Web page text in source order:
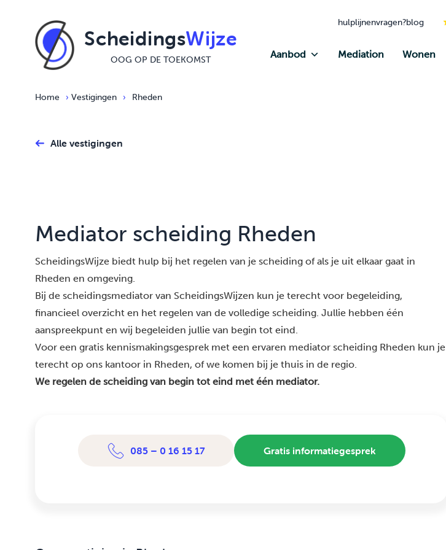
ScheidingsWijze
OOG OP DE TOEKOMST
hulplijnenvragen?blog
Aanbod Mediation Wonen
Home › Vestigingen › Rheden
Alle vestigingen
Mediator scheiding Rheden
ScheidingsWijze biedt hulp bij het regelen van je scheiding of als je uit elkaar gaat in
Rheden en omgeving.
Bij de scheidingsmediator van ScheidingsWijzen kun je terecht voor begeleiding,
financieel overzicht en het regelen van de volledige scheiding. Jullie hebben één
aanspreekpunt en wij begeleiden jullie van begin tot eind.
Voor een gratis kennismakingsgesprek met een ervaren mediator scheiding Rheden kun je
terecht op ons kantoor in Rheden, of we komen bij je thuis in de regio.
We regelen de scheiding van begin tot eind met één mediator.
085 – 0 16 15 17 Gratis informatiegesprek